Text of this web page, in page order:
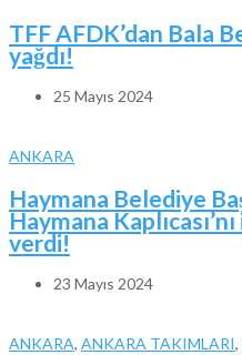
TFF AFDK’dan Bala
yağdı!
25 Mayıs 2024
ANKARA
Haymana Belediye
Haymana
verdi!
23 Mayıs 2024
ANKARA, ANKARA TAKIMLARI,